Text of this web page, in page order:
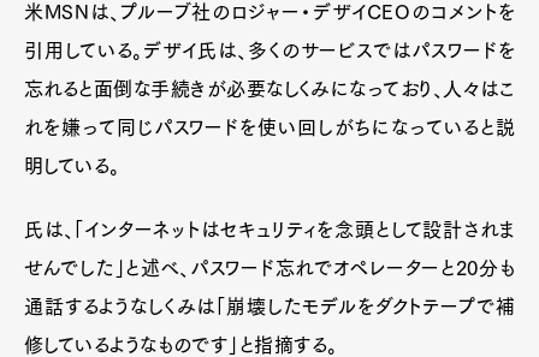
米MSNは、プルーブ社のロジャー・デザイCEOのコメントを
引用している。デザイ氏は、多くのサービスではパスワードを
忘れると面倒な手続きが必要なしくみになっており、人々はこ
れを嫌って同じパスワードを使い回しがちになっていると説
明している。
氏は、「インターネットはセキュリティを念頭として設計されま
せんでした」と述べ、パスワード忘れでオペレーターと20分も
通話するようなしくみは「崩壊したモデルをダクトテープで補
修しているようなものです」と指摘する。